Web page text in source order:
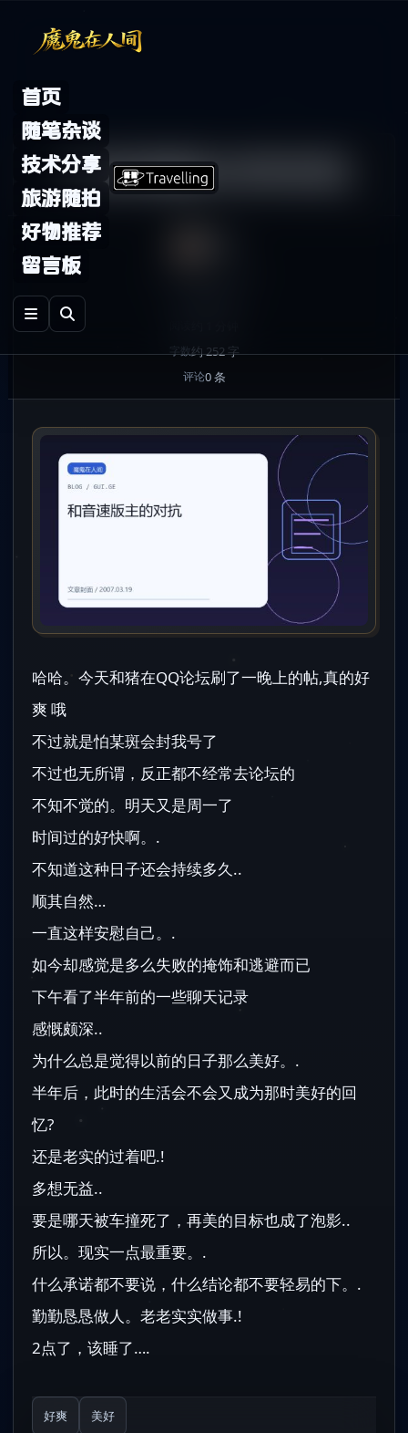
首页
随笔杂谈
技术分享
旅游随拍
好物推荐
留言板
和音速版主的对抗
字数约 252 字
评论0 条
哈哈。今天和猪在QQ论坛刷了一晚上的帖,真的好
爽 哦
不过就是怕某斑会封我号了
不过也无所谓，反正都不经常去论坛的
不知不觉的。明天又是周一了
时间过的好快啊。.
不知道这种日子还会持续多久..
顺其自然…
一直这样安慰自己。.
如今却感觉是多么失败的掩饰和逃避而已
下午看了半年前的一些聊天记录
感慨颇深..
为什么总是觉得以前的日子那么美好。.
半年后，此时的生活会不会又成为那时美好的回
忆?
还是老实的过着吧.!
多想无益..
要是哪天被车撞死了，再美的目标也成了泡影..
所以。现实一点最重要。.
什么承诺都不要说，什么结论都不要轻易的下。.
勤勤恳恳做人。老老实实做事.!
2点了，该睡了….
好爽 美好